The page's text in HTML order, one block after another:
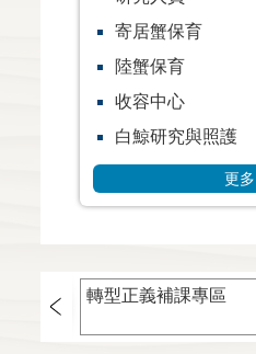
海洋學校計畫
出版品服務專區
影像管理系統
更多